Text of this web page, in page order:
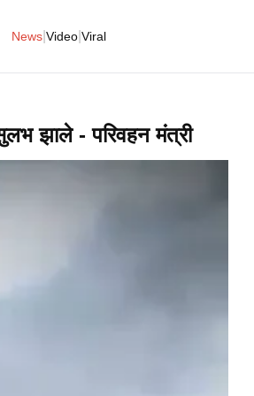
News Video Viral
सुलभ झाले - परिवहन मंत्री